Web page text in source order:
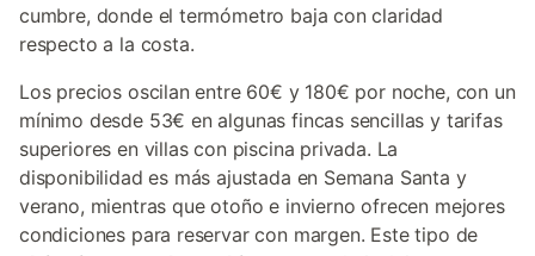
cumbre, donde el termómetro baja con claridad
respecto a la costa.
Los precios oscilan entre 60€ y 180€ por noche, con un
mínimo desde 53€ en algunas fincas sencillas y tarifas
superiores en villas con piscina privada. La
disponibilidad es más ajustada en Semana Santa y
verano, mientras que otoño e invierno ofrecen mejores
condiciones para reservar con margen. Este tipo de